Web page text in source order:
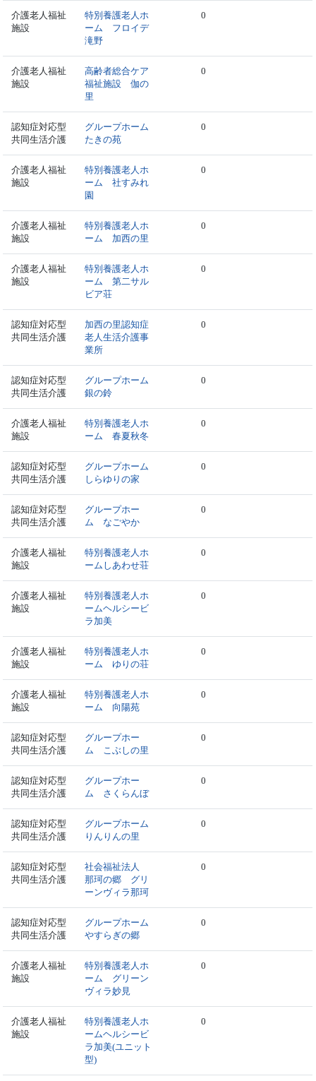
介護老人福祉
施設
特別養護老人ホ
ーム フロイデ
滝野
0
介護老人福祉
施設
高齢者総合ケア
福祉施設 伽の
里
0
認知症対応型
共同生活介護
グループホーム
たきの苑
0
介護老人福祉
施設
特別養護老人ホ
ーム 社すみれ
園
0
介護老人福祉
施設
特別養護老人ホ
ーム 加西の里
0
介護老人福祉
施設
特別養護老人ホ
ーム 第二サル
ビア荘
0
認知症対応型
共同生活介護
加西の里認知症
老人生活介護事
業所
0
認知症対応型
共同生活介護
グループホーム
銀の鈴
0
介護老人福祉
施設
特別養護老人ホ
ーム 春夏秋冬
0
認知症対応型
共同生活介護
グループホーム
しらゆりの家
0
認知症対応型
共同生活介護
グループホー
ム なごやか
0
介護老人福祉
施設
特別養護老人ホ
ームしあわせ荘
0
介護老人福祉
施設
特別養護老人ホ
ームヘルシービ
ラ加美
0
介護老人福祉
施設
特別養護老人ホ
ーム ゆりの荘
0
介護老人福祉
施設
特別養護老人ホ
ーム 向陽苑
0
認知症対応型
共同生活介護
グループホー
ム こぶしの里
0
認知症対応型
共同生活介護
グループホー
ム さくらんぼ
0
認知症対応型
共同生活介護
グループホーム
りんりんの里
0
認知症対応型
共同生活介護
社会福祉法人
那珂の郷 グリ
ーンヴィラ那珂
0
認知症対応型
共同生活介護
グループホーム
やすらぎの郷
0
介護老人福祉
施設
特別養護老人ホ
ーム グリーン
ヴィラ妙見
0
介護老人福祉
施設
特別養護老人ホ
ームヘルシービ
ラ加美(ユニット
型)
0